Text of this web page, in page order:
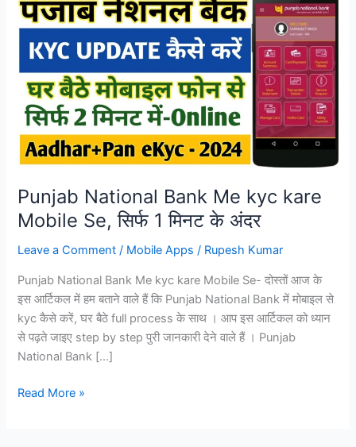
Punjab National Bank Me kyc kare
Mobile Se, सिर्फ 1 मिनट के अंदर
Leave a Comment / Mobile Apps / Rupesh Kumar
Punjab National Bank Me kyc kare Mobile Se- दोस्तों आज के
इस आर्टिकल में हम बताने वाले हैं कि Punjab National Bank में मोबाइल से
kyc कैसे करें, घर बैठे full process के साथ । आप इस आर्टिकल को ध्यान
से पढ़ते जाइए step by step पुरी जानकारी देने वाले हैं । Punjab
National Bank […]
Punjab
Read More »